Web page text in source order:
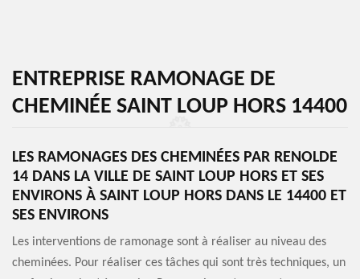
ENTREPRISE RAMONAGE DE
CHEMINÉE SAINT LOUP HORS 14400
LES RAMONAGES DES CHEMINÉES PAR RENOLDE
14 DANS LA VILLE DE SAINT LOUP HORS ET SES
ENVIRONS À SAINT LOUP HORS DANS LE 14400 ET
SES ENVIRONS
Les interventions de ramonage sont à réaliser au niveau des
cheminées. Pour réaliser ces tâches qui sont très techniques, un